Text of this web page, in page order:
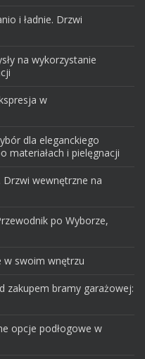
i ładnie. Drzwi
na wykorzystanie
w
dla eleganckiego
materiałach i pielęgnacji
wewnętrzne na
po Wyborze,
w swoim wnętrzu
zakupem bramy garażowej:
opcje podłogowe w